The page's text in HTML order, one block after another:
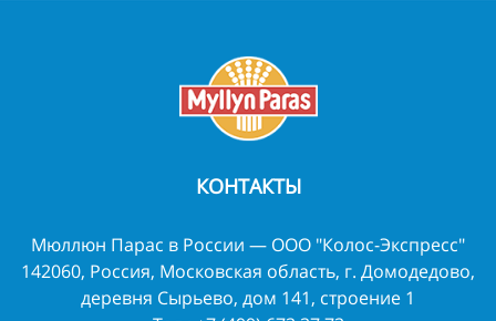
КОНТАКТЫ
Мюллюн Парас в России — ООО "Колос-Экспресс"
142060, Россия, Московская область, г. Домодедово,
деревня Сырьево, дом 141, строение 1